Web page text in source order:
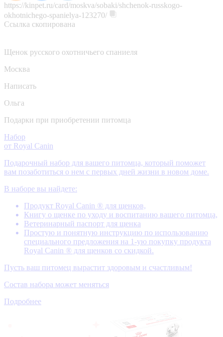
https://kinpet.ru/card/moskva/sobaki/shchenok-russkogo-
okhotnichego-spanielya-123270/
Ссылка скопирована
Щенок русского охотничьего спаниеля
Москва
Написать
Ольга
Подарки при приобретении питомца
Набор
от Royal Canin
Подарочный набор для вашего питомца, который поможет
вам позаботиться о нем с первых дней жизни в новом доме.
В наборе вы найдете:
Продукт Royal Canin ® для щенков,
Книгу о щенке по уходу и воспитанию вашего питомца,
Ветеринарный паспорт для щенка
Простую и понятную инструкцию по использованию
специального предложения на 1-ую покупку продукта
Royal Canin ® для щенков со скидкой.
Пусть ваш питомец вырастит здоровым и счастливым!
Состав набора может меняться
Подробнее